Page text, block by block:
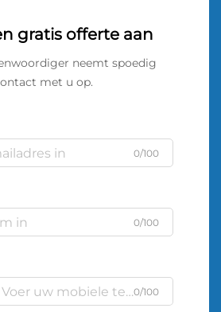
gratis offerte aan
neemt spoedig
met u op.
0/100
0/100
0/100